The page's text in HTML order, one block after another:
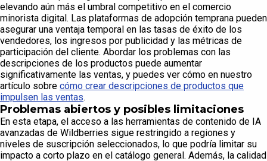
elevando aún más el umbral competitivo en el comercio
minorista digital. Las plataformas de adopción temprana pueden
asegurar una ventaja temporal en las tasas de éxito de los
vendedores, los ingresos por publicidad y las métricas de
participación del cliente. Abordar los problemas con las
descripciones de los productos puede aumentar
significativamente las ventas, y puedes ver cómo en nuestro
artículo sobre cómo crear descripciones de productos que
impulsen las ventas.
Problemas abiertos y posibles limitaciones
En esta etapa, el acceso a las herramientas de contenido de IA
avanzadas de Wildberries sigue restringido a regiones y
niveles de suscripción seleccionados, lo que podría limitar su
impacto a corto plazo en el catálogo general. Además, la calidad